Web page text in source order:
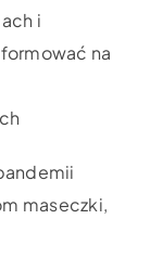
i
na
maseczki,